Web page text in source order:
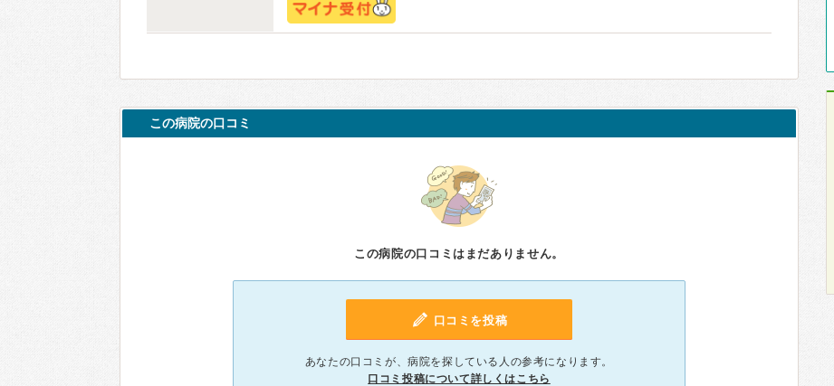
この病院の口コミ
この病院の口コミはまだありません。
口コミを投稿
あなたの口コミが、病院を探している人の参考になります。
口コミ投稿について詳しくはこちら